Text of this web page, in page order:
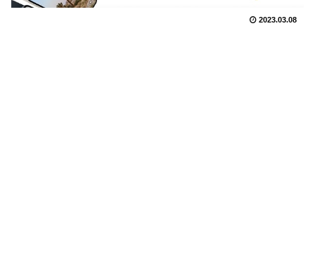
2023.03.08